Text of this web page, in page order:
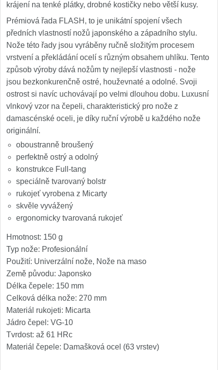
Speciální nože
Vrhací nože
Záchranářské
Ostření nožů
Ostřiče nožů
Brusné kameny 3
Doplňky a díly 4
Nože SEBURO
Nože Seburo SARADA
Nože Seburo SUBAJA
Nože Seburo HOKORI
Nože Seburo HOGANI
Nože Seburo WEST
krájení na tenké plátky, drobné kostičky nebo větší kusy.
Prémiová řada FLASH, to je unikátní spojení všech
předních vlastností nožů japonského a západního stylu.
Nože této řady jsou vyráběny ručně složitým procesem
vrstvení a překládání ocelí s různým obsahem uhlíku. Tento
způsob výroby dává nožům ty nejlepší vlastnosti - nože
jsou bezkonkurenčně ostré, houževnaté a odolné. Svoji
ostrost si navíc uchovávají po velmi dlouhou dobu. Luxusní
vlnkový vzor na čepeli, charakteristický pro nože z
damascénské oceli, je díky ruční výrobě u každého nože
originální.
oboustranně broušený
perfektně ostrý a odolný
konstrukce Full-tang
speciálně tvarovaný bolstr
rukojeť vyrobena z Micarty
skvěle vyvážený
ergonomicky tvarovaná rukojeť
Hmotnost: 150 g
Typ nože: Profesionální
Použití: Univerzální nože, Nože na maso
Země původu: Japonsko
Délka čepele: 150 mm
Celková délka nože: 270 mm
Materiál rukojeti: Micarta
Jádro čepel: VG-10
Tvrdost: až 61 HRc
Materiál čepele: Damašková ocel (63 vrstev)